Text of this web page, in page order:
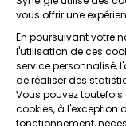
Entreprises
Icône
Nos agences
Icône
Conditions
Protection des